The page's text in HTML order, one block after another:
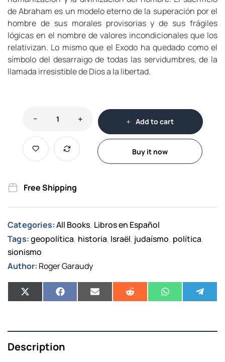
de Abraham es un modelo eterno de la superación por el
hombre de sus morales provisorias y de sus frágiles
lógicas en el nombre de valores incondicionales que los
relativizan. Lo mismo que el Exodo ha quedado como el
símbolo del desarraigo de todas las servidumbres, de la
llamada irresistible de Dios a la libertad.
Add to cart
Buy it now
Free Shipping
Categories: All Books, Libros en Español
Tags:geopolítica, historia, Israël, judaísmo, política,
sionismo
Author: Roger Garaudy
Description